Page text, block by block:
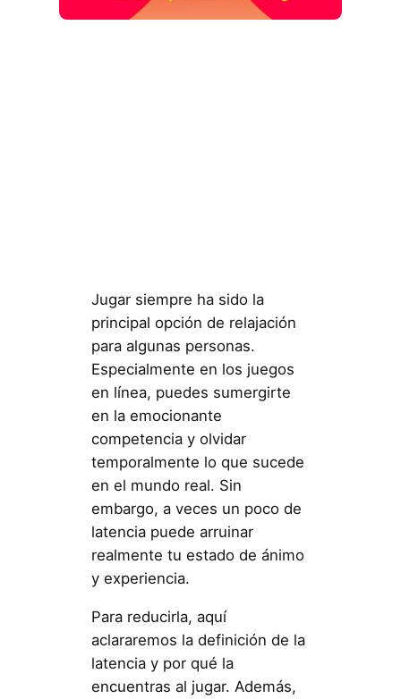
Jugar siempre ha sido la
principal opción de relajación
para algunas personas.
Especialmente en los juegos
en línea, puedes sumergirte
en la emocionante
competencia y olvidar
temporalmente lo que sucede
en el mundo real. Sin
embargo, a veces un poco de
latencia puede arruinar
realmente tu estado de ánimo
y experiencia.
Para reducirla, aquí
aclararemos la definición de la
latencia y por qué la
encuentras al jugar. Además,